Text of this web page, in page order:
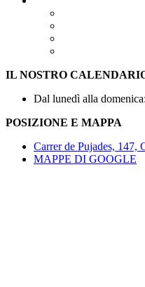
IL NOSTRO
Dal lunedì alla
POSIZIONE E MAPPA
Carrer de Pujades, 147,
MAPPE DI GOOGLE